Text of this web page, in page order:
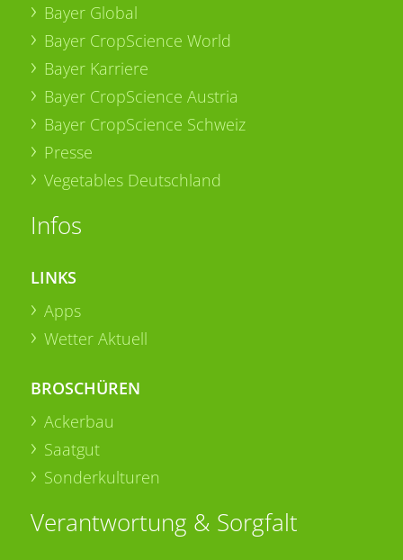
Bayer Global
Bayer CropScience World
Bayer Karriere
Bayer CropScience Austria
Bayer CropScience Schweiz
Presse
Vegetables Deutschland
Infos
LINKS
Apps
Wetter Aktuell
BROSCHÜREN
Ackerbau
Saatgut
Sonderkulturen
Verantwortung & Sorgfalt